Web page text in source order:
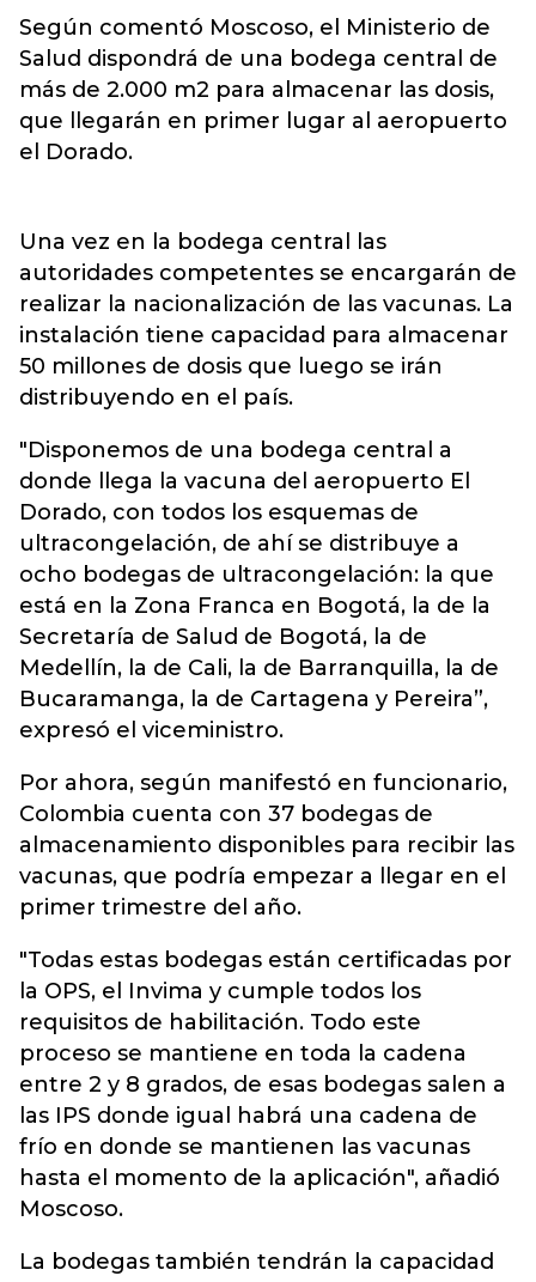
Según comentó Moscoso, el Ministerio de
Salud dispondrá de una bodega central de
más de 2.000 m2 para almacenar las dosis,
que llegarán en primer lugar al aeropuerto
el Dorado.
Una vez en la bodega central las
autoridades competentes se encargarán de
realizar la nacionalización de las vacunas. La
instalación tiene capacidad para almacenar
50 millones de dosis que luego se irán
distribuyendo en el país.
"Disponemos de una bodega central a
donde llega la vacuna del aeropuerto El
Dorado, con todos los esquemas de
ultracongelación, de ahí se distribuye a
ocho bodegas de ultracongelación: la que
está en la Zona Franca en Bogotá, la de la
Secretaría de Salud de Bogotá, la de
Medellín, la de Cali, la de Barranquilla, la de
Bucaramanga, la de Cartagena y Pereira”,
expresó el viceministro.
Por ahora, según manifestó en funcionario,
Colombia cuenta con 37 bodegas de
almacenamiento disponibles para recibir las
vacunas, que podría empezar a llegar en el
primer trimestre del año.
"Todas estas bodegas están certificadas por
la OPS, el Invima y cumple todos los
requisitos de habilitación. Todo este
proceso se mantiene en toda la cadena
entre 2 y 8 grados, de esas bodegas salen a
las IPS donde igual habrá una cadena de
frío en donde se mantienen las vacunas
hasta el momento de la aplicación", añadió
Moscoso.
La bodegas también tendrán la capacidad